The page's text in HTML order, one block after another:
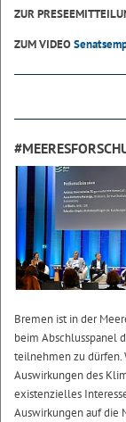
ZUR
ZUM VIDEO
Bremen ist in der
beim Abschlusspanel
teilnehmen zu dürfen.
Auswirkungen des
existenzielles
Auswirkungen auf die